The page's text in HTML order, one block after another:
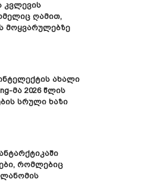
Კვლევის
Ღამით,
Მოყვარულებზე
Ახალი
Მა 2026 Წლის
Სრული Ხაზი
Რომლებიც